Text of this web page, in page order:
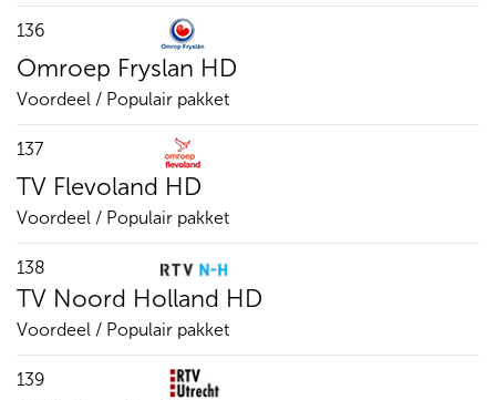
136
Omroep Fryslan HD
Voordeel / Populair pakket
137
TV Flevoland HD
Voordeel / Populair pakket
138
TV Noord Holland HD
Voordeel / Populair pakket
139